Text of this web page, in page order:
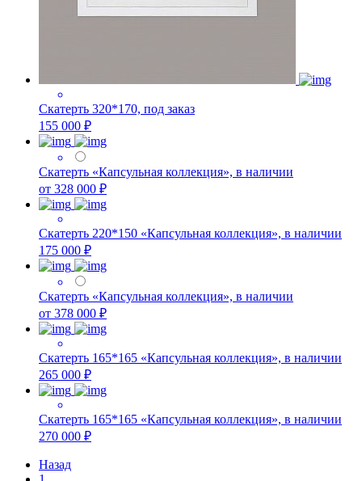
Скатерть 320*170, под заказ
155 000 ₽
Скатерть «Капсульная коллекция», в наличии
от 328 000 ₽
Скатерть 220*150 «Капсульная коллекция», в наличии
175 000 ₽
Скатерть «Капсульная коллекция», в наличии
от 378 000 ₽
Скатерть 165*165 «Капсульная коллекция», в наличии
265 000 ₽
Скатерть 165*165 «Капсульная коллекция», в наличии
270 000 ₽
Назад